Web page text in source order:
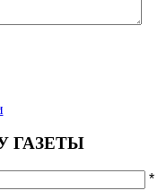
ГАЗЕТЫ
*